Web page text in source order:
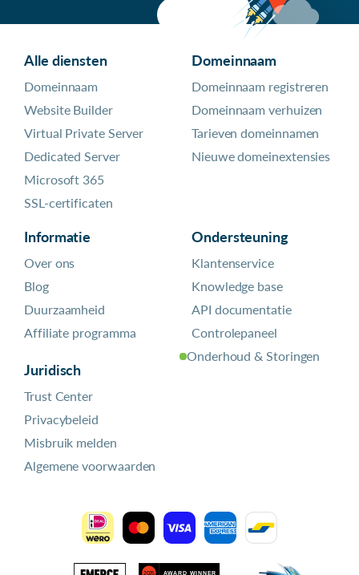
Alle diensten
Domeinnaam
Website Builder
Virtual Private Server
Dedicated Server
Microsoft 365
SSL-certificaten
Domeinnaam
Domeinnaam registreren
Domeinnaam verhuizen
Tarieven domeinnamen
Nieuwe domeinextensies
Informatie
Over ons
Blog
Duurzaamheid
Affiliate programma
Juridisch
Trust Center
Privacybeleid
Misbruik melden
Algemene voorwaarden
Ondersteuning
Klantenservice
Knowledge base
API documentatie
Controlepaneel
Onderhoud & Storingen